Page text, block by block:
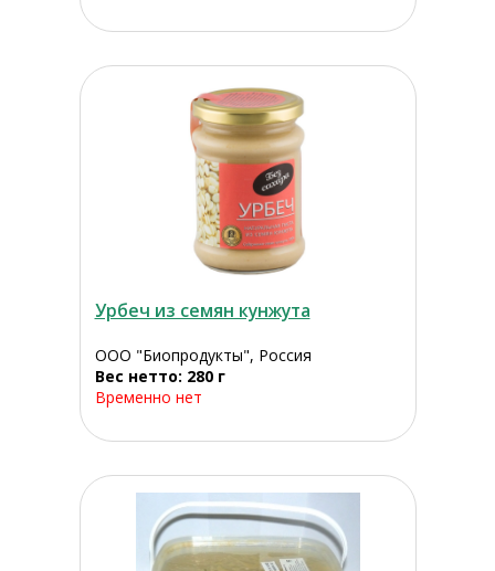
Урбеч из семян кунжута
ООО "Биопродукты", Россия
Вес нетто: 280 г
Временно нет